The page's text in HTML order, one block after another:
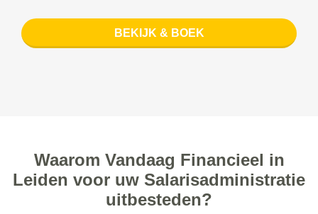
BEKIJK & BOEK
Waarom Vandaag Financieel in
Leiden voor uw Salarisadministratie
uitbesteden?